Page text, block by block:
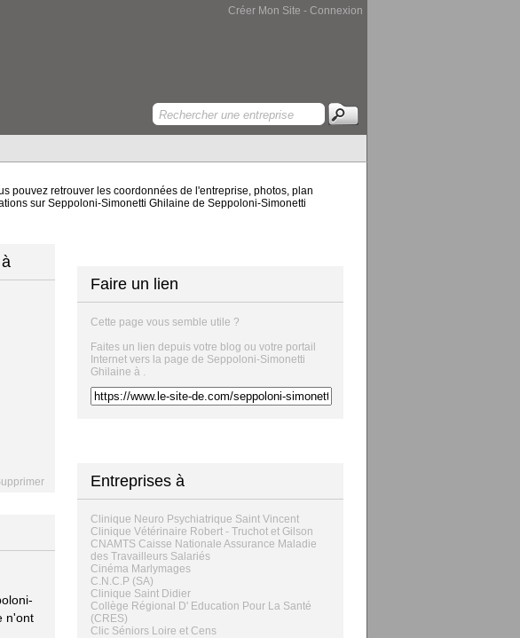
Créer Mon Site - Connexion
pouvez retrouver les coordonnées de l'entreprise, photos, plan
sur Seppoloni-Simonetti Ghilaine de Seppoloni-Simonetti
n'ont
Faire un lien
Cette page vous semble utile ?
Faites un lien depuis votre blog ou votre portail
Internet vers la page de Seppoloni-Simonetti
Ghilaine à .
Entreprises à
Clinique Neuro Psychiatrique Saint Vincent
Clinique Vétérinaire Robert - Truchot et Gilson
CNAMTS Caisse Nationale Assurance Maladie
des Travailleurs Salariés
Cinéma Marlymages
C.N.C.P (SA)
Clinique Saint Didier
Collège Régional D' Education Pour La Santé
(CRES)
Clic Séniors Loire et Cens